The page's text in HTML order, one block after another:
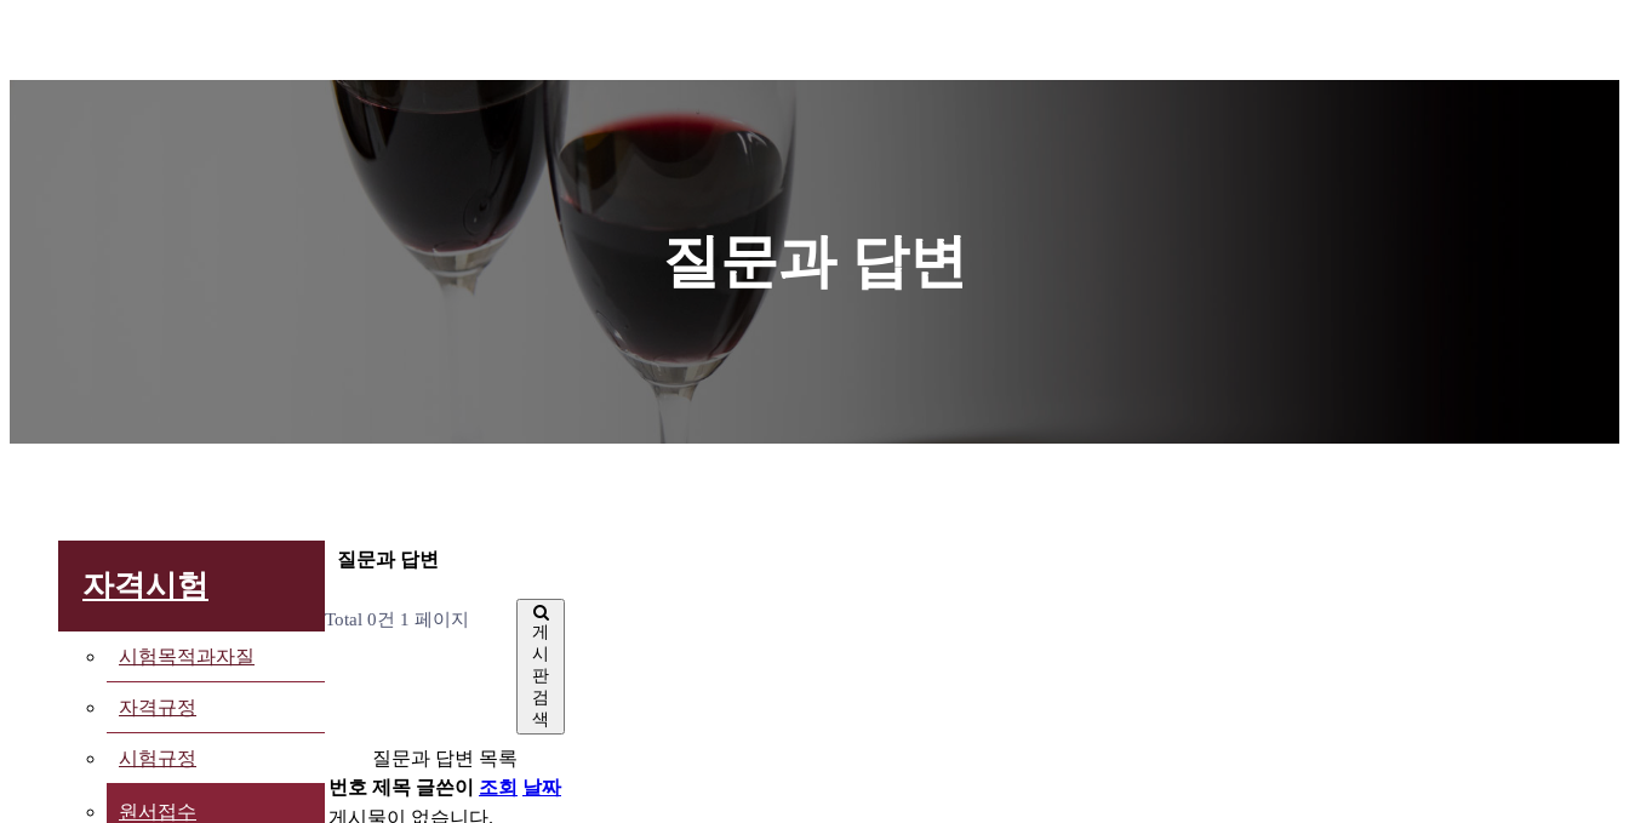
질문과 답변
자격시험
시험목적과자질
자격규정
시험규정
원서접수
질문과 답변
Total 0건 1 페이지
게
시
판
검
색
질문과 답변 목록
번호 제목 글쓴이 조회 날짜
게시물이 없습니다.